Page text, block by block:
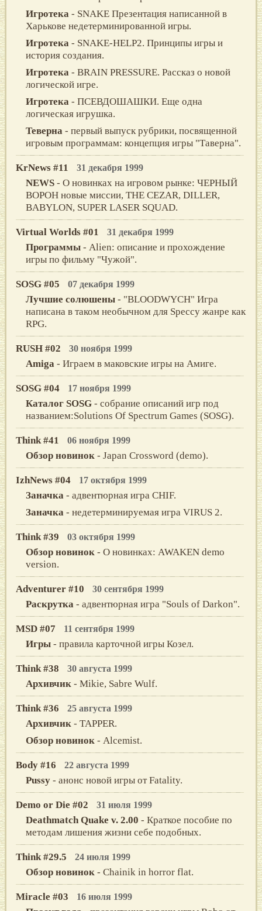
Игротека - SNAKE Презентация написанной в
Харькове недетерминированной игры.
Игротека - SNAKE-HELP2. Принципы игры и
история создания.
Игротека - BRAIN PRESSURE. Рассказ о новой
логической игре.
Игротека - ПСЕВДОШАШКИ. Еще одна
логическая игрушка.
Теверна - первый выпуск рубрики, посвященной
игровым программам: концепция игры "Таверна".
KrNews #11 31 декабря 1999
NEWS - О новинках на игровом рынке: ЧЕРНЫЙ
ВОРОН новые миссии, THE CEZAR, DILLER,
BABYLON, SUPER LASER SQUAD.
Virtual Worlds #01 31 декабря 1999
Программы - Alien: описание и прохождение
игры по фильму "Чужой".
SOSG #05 07 декабря 1999
Лучшие солюшены - "BLOODWYCH" Игра
написана в таком необычном для Speccy жанре как
RPG.
RUSH #02 30 ноября 1999
Amiga - Играем в маковские игры на Амиге.
SOSG #04 17 ноября 1999
Каталог SOSG - собрание описаний игр под
названием:Solutions Of Spectrum Games (SOSG).
Think #41 06 ноября 1999
Обзор новинок - Japan Crossword (demo).
IzhNews #04 17 октября 1999
Заначка - адвентюрная игра CHIF.
Заначка - недетерминируемая игра VIRUS 2.
Think #39 03 октября 1999
Обзор новинок - О новинках: AWAKEN demo
version.
Adventurer #10 30 сентября 1999
Раскрутка - адвентюрная игра "Souls of Darkon".
MSD #07 11 сентября 1999
Игры - правила карточной игры Козел.
Think #38 30 августа 1999
Архивчик - Mikie, Sabre Wulf.
Think #36 25 августа 1999
Архивчик - TAPPER.
Обзор новинок - Alcemist.
Body #16 22 августа 1999
Pussy - анонс новой игры от Fatality.
Demo or Die #02 31 июля 1999
Deathmatch Quake v. 2.00 - Кpаткое пособие по
методам лишения жизни себе подобных.
Think #29.5 24 июля 1999
Обзор новинок - Chainik in horror flat.
Miracle #03 16 июля 1999